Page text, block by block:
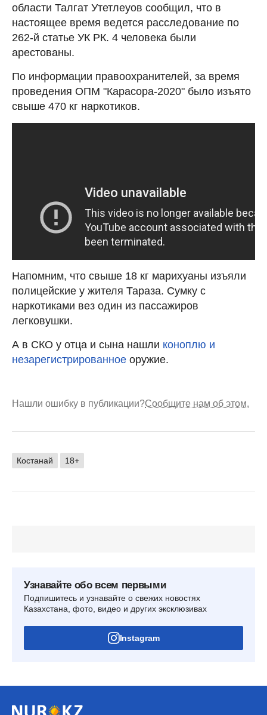
области Талгат Утетлеуов сообщил, что в
настоящее время ведется расследование по
262-й статье УК РК. 4 человека были
арестованы.
По информации правоохранителей, за время
проведения ОПМ "Карасора-2020" было изъято
свыше 470 кг наркотиков.
Напомним, что свыше 18 кг марихуаны изъяли
полицейские у жителя Тараза. Сумку с
наркотиками вез один из пассажиров
легковушки.
А в СКО у отца и сына нашли коноплю и
незарегистрированное оружие.
Нашли ошибку в публикации?Сообщите нам об этом.
Костанай 18+
Узнавайте обо всем первыми
Подпишитесь и узнавайте о свежих новостях
Казахстана, фото, видео и других эксклюзивах
Instagram